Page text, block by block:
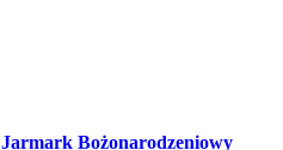
Jarmark Bożonarodzeniowy